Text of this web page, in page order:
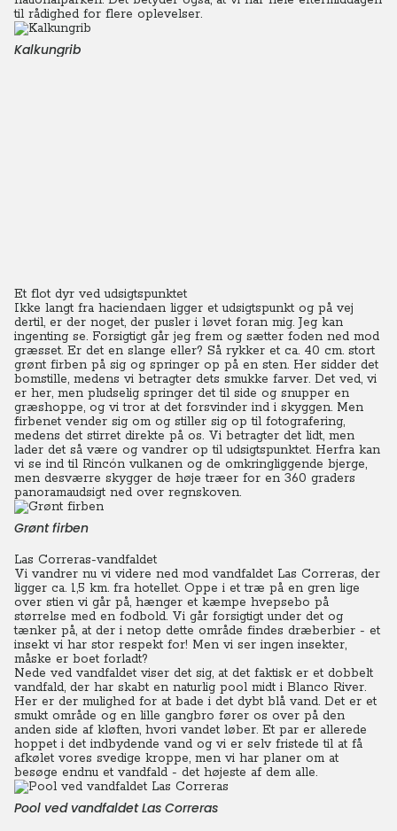
til rådighed for flere oplevelser.
Kalkungrib
Et flot dyr ved udsigtspunktet
Ikke langt fra haciendaen ligger et udsigtspunkt og på vej
dertil, er der noget, der pusler i løvet foran mig. Jeg kan
ingenting se. Forsigtigt går jeg frem og sætter foden ned mod
græsset. Er det en slange eller? Så rykker et ca. 40 cm. stort
grønt firben på sig og springer op på en sten. Her sidder det
bomstille, medens vi betragter dets smukke farver. Det ved, vi
er her, men pludselig springer det til side og snupper en
græshoppe, og vi tror at det forsvinder ind i skyggen. Men
firbenet vender sig om og stiller sig op til fotografering,
medens det stirret direkte på os. Vi betragter det lidt, men
lader det så være og vandrer op til udsigtspunktet. Herfra kan
vi se ind til Rincón vulkanen og de omkringliggende bjerge,
men desværre skygger de høje træer for en 360 graders
panoramaudsigt ned over regnskoven.
Grønt firben
Las Correras-vandfaldet
Vi vandrer nu vi videre ned mod vandfaldet Las Correras, der
ligger ca. 1,5 km. fra hotellet. Oppe i et træ på en gren lige
over stien vi går på, hænger et kæmpe hvepsebo på
størrelse med en fodbold. Vi går forsigtigt under det og
tænker på, at der i netop dette område findes dræberbier - et
insekt vi har stor respekt for! Men vi ser ingen insekter,
måske er boet forladt?
Nede ved vandfaldet viser det sig, at det faktisk er et dobbelt
vandfald, der har skabt en naturlig pool midt i Blanco River.
Her er der mulighed for at bade i det dybt blå vand. Det er et
smukt område og en lille gangbro fører os over på den
anden side af kløften, hvori vandet løber. Et par er allerede
hoppet i det indbydende vand og vi er selv fristede til at få
afkølet vores svedige kroppe, men vi har planer om at
besøge endnu et vandfald - det højeste af dem alle.
Pool ved vandfaldet Las Correras